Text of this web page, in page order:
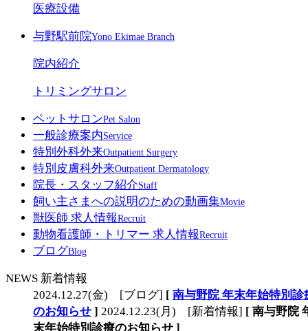
医療設備
与野駅前院Yono Ekimae Branch
院内紹介
トリミングサロン
ペットサロンPet Salon
一般診療案内Service
特別外科外来Outpatient Surgery
特別皮膚科外来Outpatient Dermatology
院長・スタッフ紹介Staff
飼い主さまへの説明のための動画集Movie
獣医師 求人情報Recruit
動物看護師・トリマー 求人情報Recruit
ブログBlog
NEWS 新着情報
2024.12.27(金) [ブログ] [ 南与野院 年末年始特別診
のお知らせ ] 2024.12.23(月) [新着情報] [ 南与野院
末年始特別診療のお知らせ ]